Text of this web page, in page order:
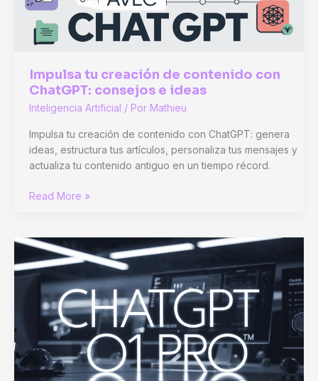
Impulsa tu creación de contenido con
ChatGPT: consejos e ideas
Inteligencia Artificial / Por Mathieu
Impulsa tu creación de contenido con ChatGPT: genera
ideas, estructura tus artículos, personaliza tus mensajes y
actualiza tu contenido antiguo en un tiempo récord.
Impulsa
de
contenido
con
ChatGPT:
consejos
ideas
Read More »